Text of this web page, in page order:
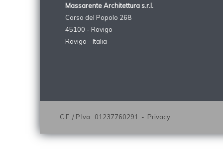
Massarente Architettura s.r.l.
Corso del Popolo 268
45100 - Rovigo
Rovigo - Italia
C.F. / P.Iva: 01237760291 - Privacy